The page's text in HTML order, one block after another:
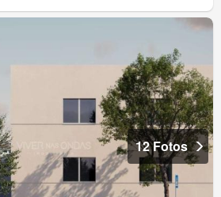
12 Fotos